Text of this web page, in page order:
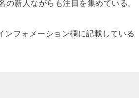
新人ながらも注目を集めている。
ンフォメーション欄に記載している